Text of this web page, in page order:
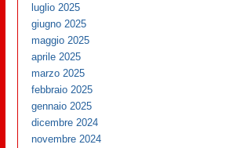
luglio 2025
giugno 2025
maggio 2025
aprile 2025
marzo 2025
febbraio 2025
gennaio 2025
dicembre 2024
novembre 2024